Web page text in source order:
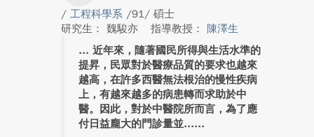
/ 工程科學系 /91/ 碩士
研究生： 魏駿亦
指導教授： 陳澤生
近年來，隨著國民所得與生活水準的
提昇，民眾對於醫療品質的要求也越來
越高，在許多西醫無法根治的慢性疾病
上，有越來越多的病患轉而求助於中
醫。因此，對於中醫院所而言，為了應
付日益龐大的門診量並...